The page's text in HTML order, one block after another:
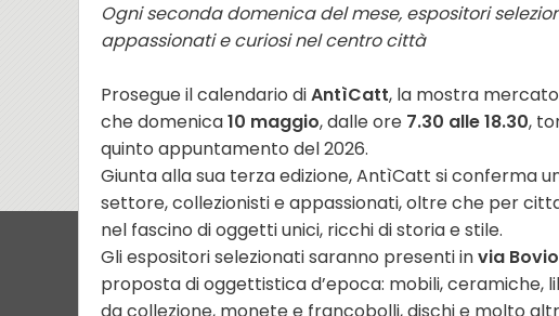
Ogni seconda domenica del mese, espositori
appassionati e curiosi nel centro città
Prosegue il calendario diAntìCatt, la mostra
che domenica10 maggio, dalle ore 7.30 alle 18.30,
quinto appuntamento del 2026.
Giunta alla sua terza edizione, AntìCatt si conferma
settore, collezionisti e appassionati, oltre che per
nel fascino di oggetti unici, ricchi di storia e stile.
Gli espositori selezionati saranno presenti invia
proposta di oggettistica d’epoca: mobili, ceramiche,